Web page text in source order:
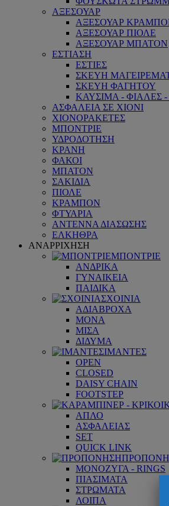
ΑΞΕΣΟΥΑΡ
ΑΞΕΣΟΥΑΡ
ΑΞΕΣΟΥΑΡ ΠΙΟΛΕ
ΑΞΕΣΟΥΑΡ ΜΠΑΤΟΝ
ΕΣΤΙΑΣΗ
ΕΣΤΙΕΣ
ΣΚΕΥΗ
ΣΚΕΥΗ ΦΑΓΗΤΟΥ
ΚΑΥΣΙΜΑ - ΦΙΑΛΕΣ
ΑΣΦΑΛΕΙΑ ΣΕ ΧΙΟΝΙ
ΧΙΟΝΟΡΑΚΕΤΕΣ
ΜΠΟΝΤΡΙΕ
ΥΔΡΟΔΟΤΗΣΗ
ΚΡΑΝΗ
ΦΑΚΟΙ
ΜΠΑΤΟΝ
ΣΑΚΙΔΙΑ
ΠΙΟΛΕ
ΚΡΑΜΠΟΝ
ΦΤΥΑΡΙΑ
ΑΝΤΕΝΝΑ ΔΙΑΣΩΣΗΣ
ΕΛΚΗΘΡΑ
ΑΝΑΡΡΙΧΗΣΗ
ΜΠΟΝΤΡΙΕ
ΑΝΔΡΙΚΑ
ΓΥΝΑΙΚΕΙΑ
ΠΑΙΔΙΚΑ
ΣΧΟΙΝΙΑ
ΑΔΙΑΒΡΟΧΑ
ΜΟΝΑ
ΜΙΣΑ
ΔΙΔΥΜΑ
ΙΜΑΝΤΕΣ
OPEN
CLOSED
DAISY CHAIN
FOOTSTEP
ΑΠΛΟ
ΑΣΦΑΛΕΙΑΣ
SET
QUICK LINK
ΜΟΝΟΖΥΓΑ - RINGS
ΠΙΑΣΙΜΑΤΑ
ΣΤΡΩΜΑΤΑ
ΛΟΙΠΑ